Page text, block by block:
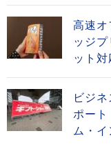
高速
ッジ
ット対
ビジ
ポー
ム・